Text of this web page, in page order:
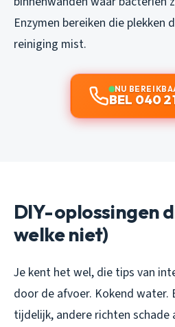
Enzymen bereiken die plekken
reiniging mist.
NU
BEL 040
DIY-oplossingen
welke niet)
Je kent het wel, die tips van
door de afvoer. Kokend water.
tijdelijk, andere richten schade